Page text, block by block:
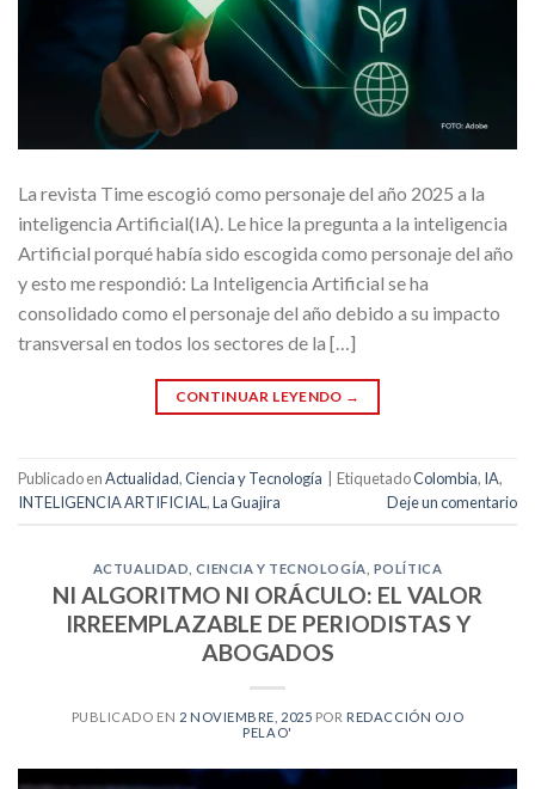
La revista Time escogió como personaje del año 2025 a la
inteligencia Artificial(IA). Le hice la pregunta a la inteligencia
Artificial porqué había sido escogida como personaje del año
y esto me respondió: La Inteligencia Artificial se ha
consolidado como el personaje del año debido a su impacto
transversal en todos los sectores de la […]
CONTINUAR LEYENDO →
Publicado enActualidad,Ciencia y Tecnología EtiquetadoColombia, IA,
INTELIGENCIA ARTIFICIAL ,La Guajira Deje un comentario
ACTUALIDAD ,CIENCIA Y TECNOLOGÍA POLÍTICA
NI ALGORITMO NI ORÁCULO: EL VALOR
IRREEMPLAZABLE DE PERIODISTAS Y
ABOGADOS
PUBLICADO EN 2 NOVIEMBRE, 2025 POR REDACCIÓN OJO
PELAO'